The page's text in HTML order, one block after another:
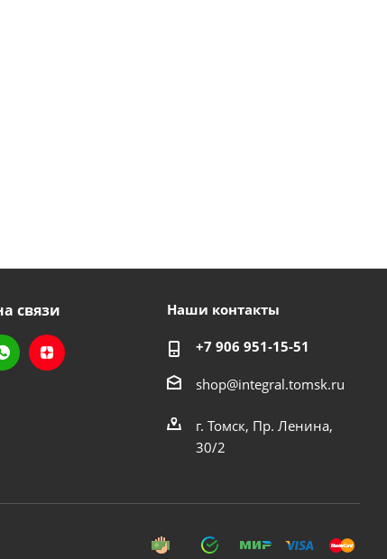
связи Наши контакты
+7 906 951-15-51
shop@integral.tomsk.ru
г. Томск, Пр. Ленина,
30/2